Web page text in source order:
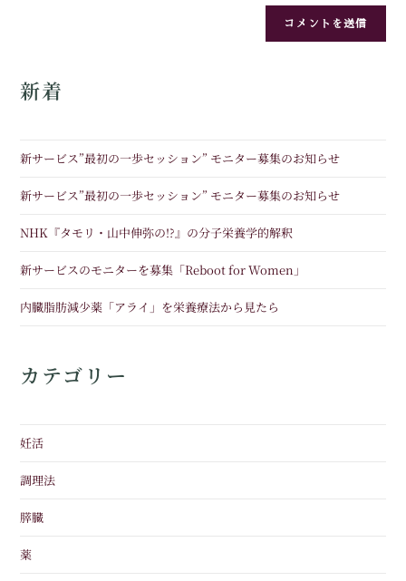
新着
新サービス”最初の一歩セッション” モニター募集のお知らせ
新サービス”最初の一歩セッション” モニター募集のお知らせ
NHK『タモリ・山中伸弥の!?』の分子栄養学的解釈
新サービスのモニターを募集「Reboot for Women」
内臓脂肪減少薬「アライ」を栄養療法から見たら
カテゴリー
妊活
調理法
膵臓
薬